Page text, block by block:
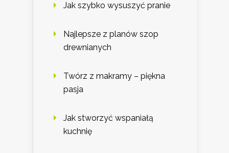
Jak szybko wysuszyć pranie
Najlepsze z planów szop
drewnianych
Twórz z makramy – piękna
pasja
Jak stworzyć wspaniałą
kuchnię